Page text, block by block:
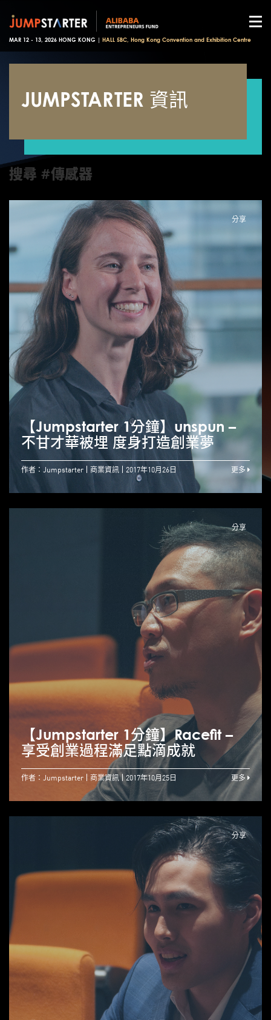
MAR 12 - 13, 2026 HONG KONG | HALL 5BC, Hong Kong Convention and Exhibition Centre
JUMPSTARTER 資訊
搜尋 #傳感器
分享
【Jumpstarter 1分鐘】unspun –
不甘才華被埋 度身打造創業夢
作者：Jumpstarter 商業資訊 2017年10月26日 更多
分享
【Jumpstarter 1分鐘】Racefit –
享受創業過程滿足點滴成就
作者：Jumpstarter 商業資訊 2017年10月25日 更多
分享